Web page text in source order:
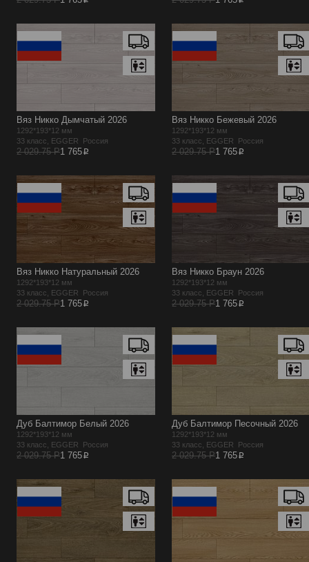
Вяз Никко Дымчатый 2026
1292*193*12 мм
33 класс, EGGER Россия
2 029.75 Р1 765p
Вяз Никко Бежевый 2026
1292*193*12 мм
33 класс, EGGER Россия
2 029.75 Р1 765p
Вяз Никко Натуральный 2026
1292*193*12 мм
33 класс, EGGER Россия
2 029.75 Р1 765p
Вяз Никко Браун 2026
1292*193*12 мм
33 класс, EGGER Россия
2 029.75 Р1 765p
Дуб Балтимор Белый 2026
1292*193*12 мм
33 класс, EGGER Россия
2 029.75 Р1 765p
Дуб Балтимор Песочный 2026
1292*193*12 мм
33 класс, EGGER Россия
2 029.75 Р1 765p